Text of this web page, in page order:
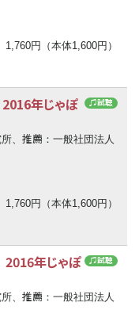
1,760円（本体1,600円）
♫試聴
年じゃぽ
、 推薦 ：一般社団法人
1,760円（本体1,600円）
♫試聴
年じゃぽ
、 推薦 ：一般社団法人